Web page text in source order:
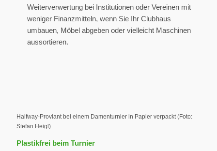
Weiterverwertung bei Institutionen oder Vereinen mit
weniger Finanzmitteln, wenn Sie Ihr Clubhaus
umbauen, Möbel abgeben oder vielleicht Maschinen
aussortieren.
Halfway-Proviant bei einem Damenturnier in Papier verpackt (Foto:
Stefan Heigl)
Plastikfrei beim Turnier